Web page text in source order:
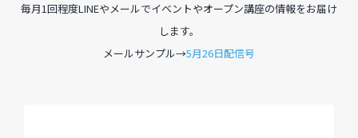
毎月1回程度LINEやメールでイベントやオープン講座の情報をお届け
します。
メールサンプル→5月26日配信号